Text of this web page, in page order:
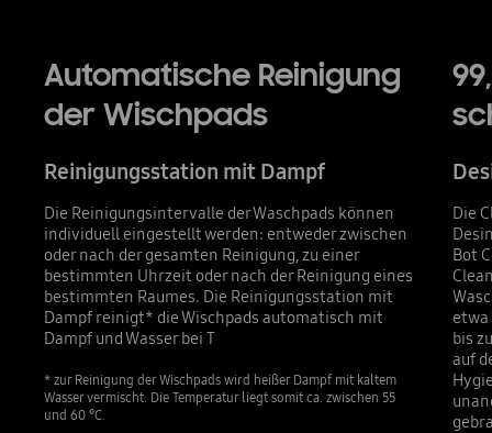
Automatische Reinigung
der Wischpads
Reinigungsstation mit Dampf
Die Reinigungsintervalle der Waschpads können
individuell eingestellt werden: entweder zwischen
oder nach der gesamten Reinigung, zu einer
bestimmten Uhrzeit oder nach der Reinigung eines
bestimmten Raumes. Die Reinigungsstation mit
Dampf reinigt* die Wischpads automatisch mit
Dampf und Wasser bei T
* zur Reinigung der Wischpads wird heißer Dampf mit kaltem
Wasser vermischt. Die Temperatur liegt somit ca. zwischen 55
und 60 °C.
Die
Bot
etwa
bis
auf